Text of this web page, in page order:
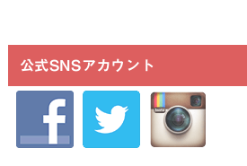
公式SNSアカウント